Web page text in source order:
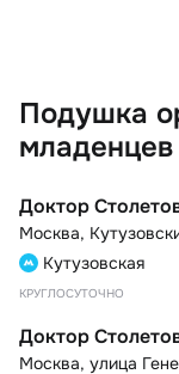
Подушка
Доктор
Москва,
Кутузовская
КРУГЛОСУТОЧНО
Доктор
Москва, улица